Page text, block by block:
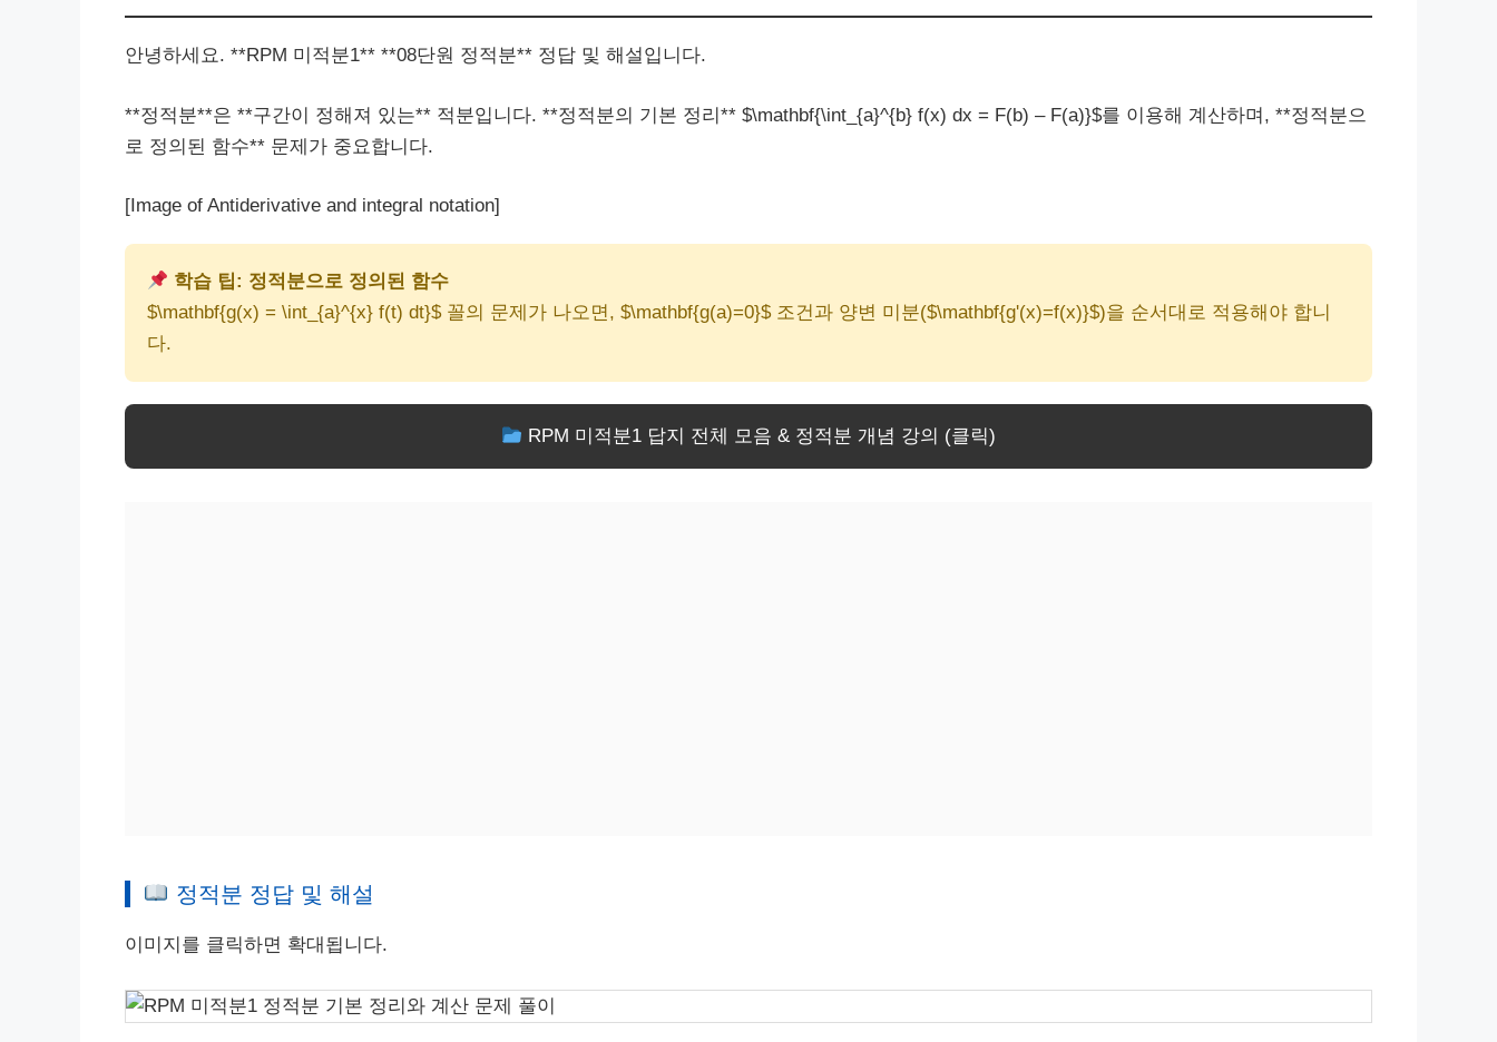
안녕하세요. **RPM 미적분1** **08단원 정적분** 정답 및 해설입니다.
**정적분**은 **구간이 정해져 있는** 적분입니다. **정적분의 기본 정리** $\mathbf{\int_{a}^{b} f(x) dx = F(b) – F(a)}$를 이용해 계산하며, **정적분으
로 정의된 함수** 문제가 중요합니다.
[Image of Antiderivative and integral notation]
학습 팁: 정적분으로 정의된 함수
$\mathbf{g(x) = \int_{a}^{x} f(t) dt}$ 꼴의 문제가 나오면, $\mathbf{g(a)=0}$ 조건과 양변 미분($\mathbf{g'(x)=f(x)}$)을 순서대로 적용해야 합니
다.
RPM 미적분1 답지 전체 모음 & 정적분 개념 강의 (클릭)
정적분 정답 및 해설
이미지를 클릭하면 확대됩니다.